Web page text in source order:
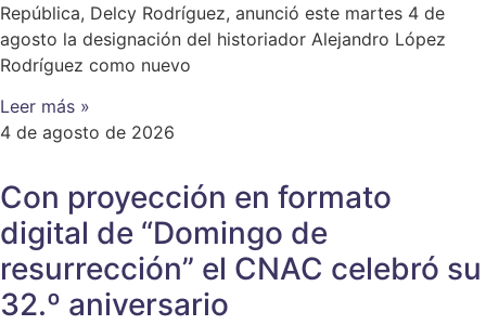
República, Delcy Rodríguez, anunció este martes 4 de
agosto la designación del historiador Alejandro López
Rodríguez como nuevo
Leer más »
4 de agosto de 2026
Con proyección en formato
digital de “Domingo de
resurrección” el CNAC celebró su
32.º aniversario